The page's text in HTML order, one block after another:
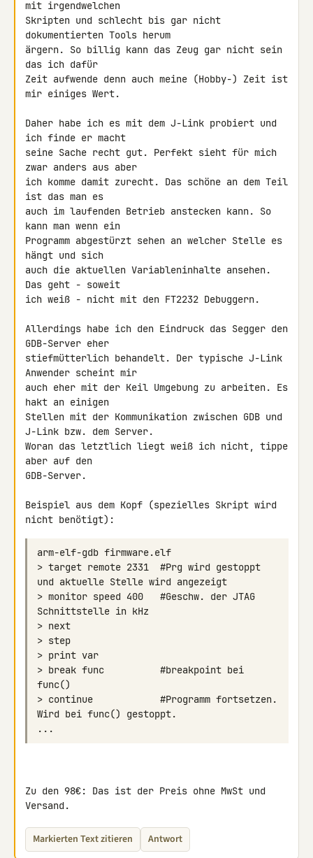
mit irgendwelchen
Skripten und schlecht bis gar nicht
dokumentierten Tools herum
ärgern. So billig kann das Zeug gar nicht sein
das ich dafür
Zeit aufwende denn auch meine (Hobby-) Zeit ist
mir einiges Wert.
Daher habe ich es mit dem J-Link probiert und
ich finde er macht
seine Sache recht gut. Perfekt sieht für mich
zwar anders aus aber
ich komme damit zurecht. Das schöne an dem Teil
ist das man es
auch im laufenden Betrieb anstecken kann. So
kann man wenn ein
Programm abgestürzt sehen an welcher Stelle es
hängt und sich
auch die aktuellen Variableninhalte ansehen.
Das geht - soweit
ich weiß - nicht mit den FT2232 Debuggern.
Allerdings habe ich den Eindruck das Segger den
GDB-Server eher
stiefmütterlich behandelt. Der typische J-Link
Anwender scheint mir
auch eher mit der Keil Umgebung zu arbeiten. Es
hakt an einigen
Stellen mit der Kommunikation zwischen GDB und
J-Link bzw. dem Server.
Woran das letztlich liegt weiß ich nicht, tippe
aber auf den
GDB-Server.
Beispiel aus dem Kopf (spezielles Skript wird
nicht benötigt):
> target remote 2331  #Prg wird gestoppt
> monitor speed 400   #Geschw. der JTAG
> break func          #breakpoint bei
> continue            #Programm fortsetzen.
Zu den 98€: Das ist der Preis ohne MwSt und
Versand.
Markierten Text zitieren Antwort